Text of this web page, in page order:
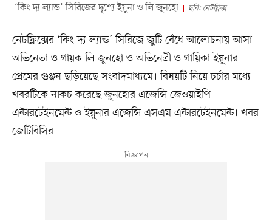
‘কিং দ্য ল্যান্ড’ সিরিজের দৃশ্যে ইয়ুনা ও লি জুনহো ছবি: নেটফ্লিক্স
নেটফ্লিক্সের ‘কিং দ্য ল্যান্ড’ সিরিজে জুটি বেঁধে আলোচনায় আসা
অভিনেতা ও গায়ক লি জুনহো ও অভিনেত্রী ও গায়িকা ইয়ুনার
প্রেমের গুঞ্জন ছড়িয়েছে সংবাদমাধ্যমে। বিষয়টি নিয়ে চর্চার মধ্যে
খবরটিকে নাকচ করেছে জুনহোর এজেন্সি জেওয়াইপি
এন্টারটেইনমেন্ট ও ইয়ুনার এজেন্সি এসএম এন্টারটেইনমেন্ট। খবর
জেটিবিসির